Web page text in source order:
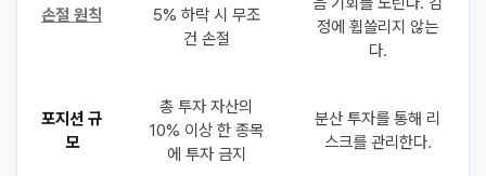
손절 원칙
5% 하락 시 무조
건 손절
정에 휩쓸리지 않는
다.
포지션 규
모
총 투자 자산의
10% 이상 한 종목
에 투자 금지
분산 투자를 통해 리
스크를 관리한다.